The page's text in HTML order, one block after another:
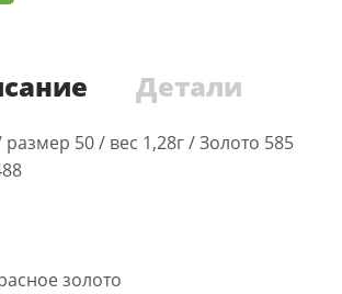
Детали
50 / вес 1,28г / Золото 585
золото